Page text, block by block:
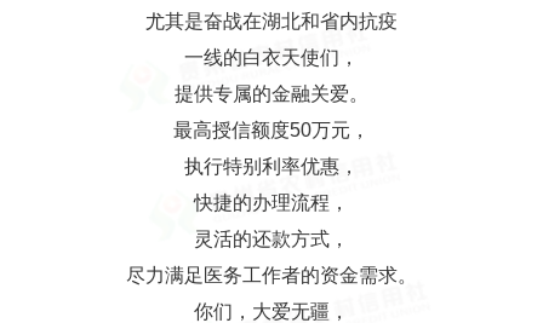
尤其是奋战在湖北和省内抗疫
一线的白衣天使们，
提供专属的金融关爱。
最高授信额度50万元，
执行特别利率优惠，
快捷的办理流程，
灵活的还款方式，
尽力满足医务工作者的资金需求。
你们，大爱无疆，